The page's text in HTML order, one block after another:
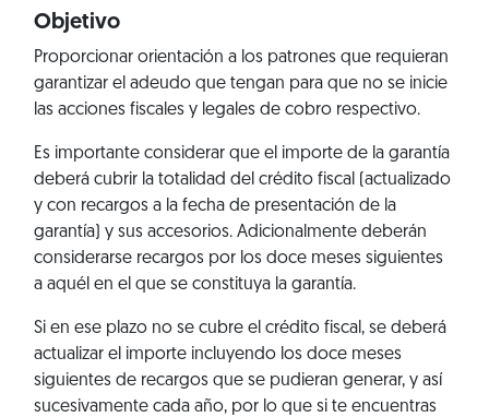
Objetivo
Proporcionar orientación a los patrones que requieran
garantizar el adeudo que tengan para que no se inicie
las acciones fiscales y legales de cobro respectivo.
Es importante considerar que el importe de la garantía
deberá cubrir la totalidad del crédito fiscal (actualizado
y con recargos a la fecha de presentación de la
garantía) y sus accesorios. Adicionalmente deberán
considerarse recargos por los doce meses siguientes
a aquél en el que se constituya la garantía.
Si en ese plazo no se cubre el crédito fiscal, se deberá
actualizar el importe incluyendo los doce meses
siguientes de recargos que se pudieran generar, y así
sucesivamente cada año, por lo que si te encuentras